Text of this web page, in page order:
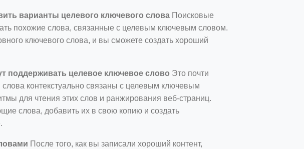
варианты целевого ключевого слова Поисковые
похожие слова, связанные с целевым ключевым словом.
ключевого слова, и вы сможете создать хороший
поддерживать целевое ключевое слово Это почти
контекстуально связаны с целевым ключевым
для чтения этих слов и ранжирования веб-страниц.
слова, добавить их в свою копию и создать
После того, как вы записали хороший контент,